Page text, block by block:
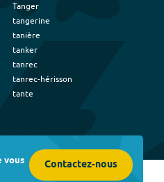
Tanger
tangerine
tanière
tanker
tanrec
tanrec-hérisson
tante
vous Contactez-nous